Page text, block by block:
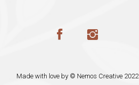
Made with love by © Nemos Creative 2022